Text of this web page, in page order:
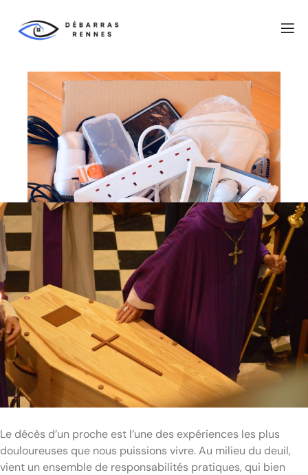
Le décès d’un proche est l’une des expériences les plus
douloureuses que nous puissions vivre. Au milieu du deuil,
vient un ensemble de responsabilités pratiques, qui bien